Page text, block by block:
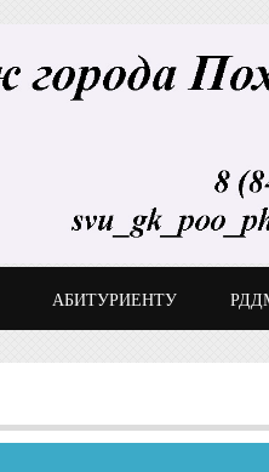
АБИТУРИЕНТУ